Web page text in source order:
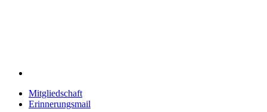
Mitgliedschaft
Erinnerungsmail